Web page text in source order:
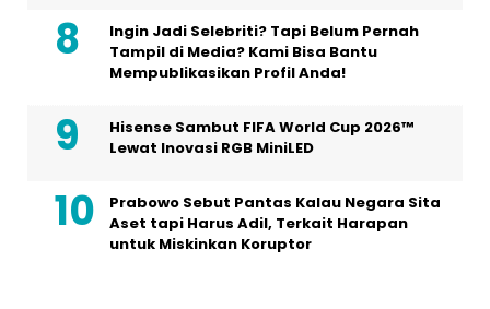
Ingin Jadi Selebriti? Tapi Belum Pernah
Tampil di Media? Kami Bisa Bantu
Mempublikasikan Profil Anda!
Hisense Sambut FIFA World Cup 2026™
Lewat Inovasi RGB MiniLED
Prabowo Sebut Pantas Kalau Negara Sita
Aset tapi Harus Adil, Terkait Harapan
untuk Miskinkan Koruptor